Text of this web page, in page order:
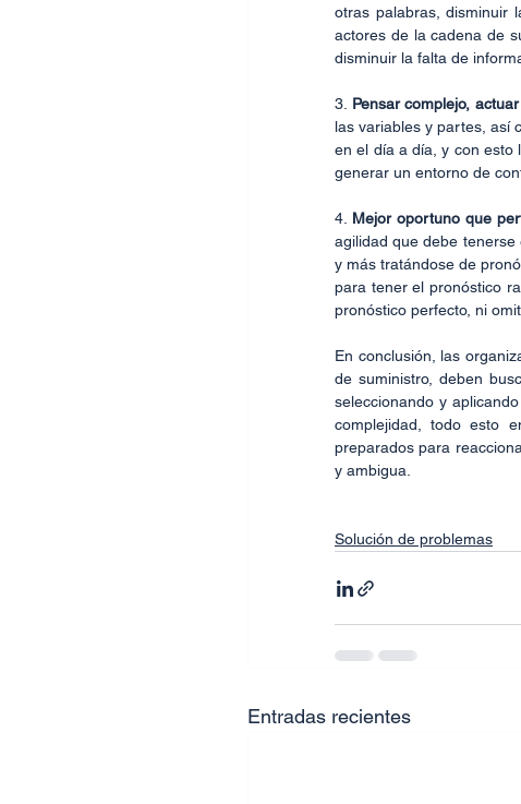
otras palabras, disminuir
actores de la cadena de
disminuir la falta de
3. Pensar complejo,
las variables y partes, así
en el día a día, y con esto
generar un entorno de
4. Mejor oportuno que
agilidad que debe
y más tratándose de
para tener el pronóstico
pronóstico perfecto, ni
En conclusión, las
de suministro, deben
seleccionando y
complejidad, todo esto
preparados para
y ambigua.
Solución de problemas
Entradas recientes